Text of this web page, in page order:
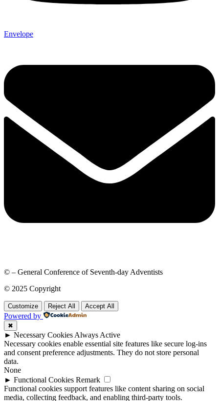
Envelope
© – General Conference of Seventh-day Adventists
© 2025 Copyright
Customize Reject All Accept All
Powered by
✖
► Necessary Cookies Always Active
Necessary cookies enable essential site features like secure log-ins
and consent preference adjustments. They do not store personal
data.
None
► Functional Cookies Remark
Functional cookies support features like content sharing on social
media, collecting feedback, and enabling third-party tools.